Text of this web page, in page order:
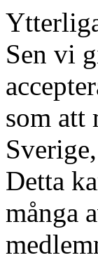
Sen vi
som att
Detta
många